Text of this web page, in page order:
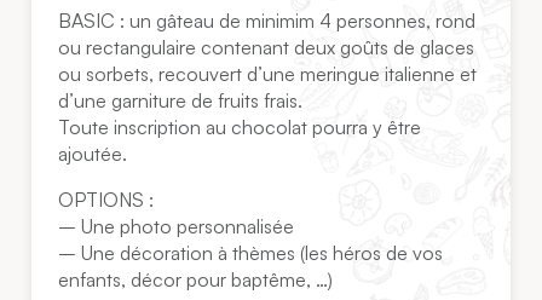
BASIC : un gâteau de minimim 4 personnes, rond
ou rectangulaire contenant deux goûts de glaces
ou sorbets, recouvert d’une meringue italienne et
d’une garniture de fruits frais.
Toute inscription au chocolat pourra y être
ajoutée.
OPTIONS :
– Une photo personnalisée
– Une décoration à thèmes (les héros de vos
enfants, décor pour baptême, …)